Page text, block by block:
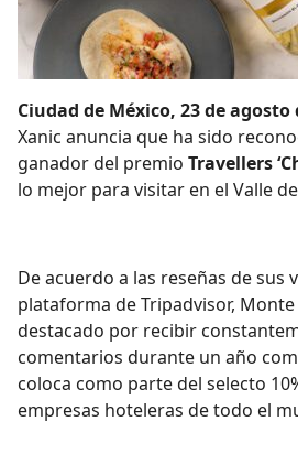
Ciudad de México, 23 de agosto
Xanic anuncia que ha sido
ganador del premio Travellers
lo mejor para visitar en el Valle
De acuerdo a las reseñas de sus
plataforma de Tripadvisor, Monte
destacado por recibir
comentarios durante un año
coloca como parte del selecto
empresas hoteleras de todo el